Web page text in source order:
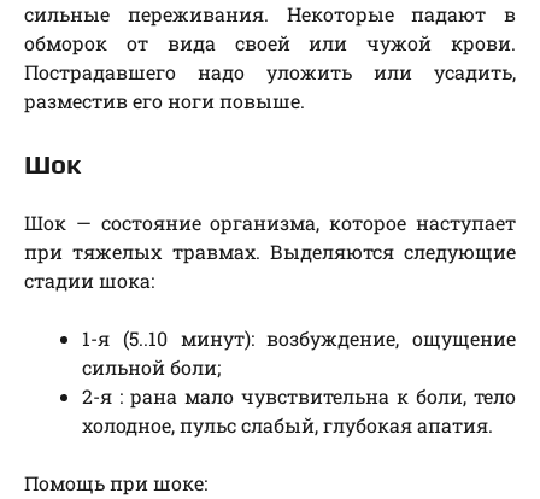
сильные переживания. Некоторые падают в
обморок от вида своей или чужой крови.
Пострадавшего надо уложить или усадить,
разместив его ноги повыше.
Шок
Шок — состояние организма, которое наступает
при тяжелых травмах. Выделяются следующие
стадии шока:
1-я (5..10 минут): возбуждение, ощущение
сильной боли;
2-я : рана мало чувствительна к боли, тело
холодное, пульс слабый, глубокая апатия.
Помощь при шоке: